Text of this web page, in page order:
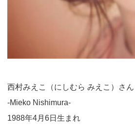
西村みえこ（にしむら みえこ）さん
-Mieko Nishimura-
1988年4月6日生まれ